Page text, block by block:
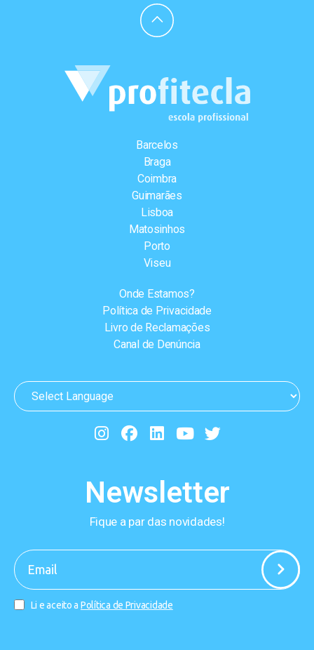
Barcelos
Braga
Coimbra
Guimarães
Lisboa
Matosinhos
Porto
Viseu
Onde Estamos?
Política de Privacidade
Livro de Reclamações
Canal de Denúncia
Newsletter
Fique a par das novidades!
Li e aceito a Política de Privacidade
-